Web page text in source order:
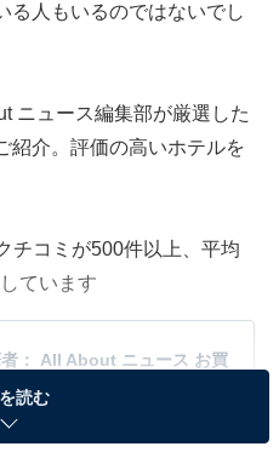
人もいるのではないでし
ニュース編集部が厳選した
紹介。評価の高いホテルを
チコミが500件以上、平均
ています
：
All About ニュース お買
ンキングまで、毎日のお買いも
読む